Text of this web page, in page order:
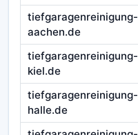
tiefgaragenreinigung-
aachen.de
tiefgaragenreinigung-
kiel.de
tiefgaragenreinigung-
halle.de